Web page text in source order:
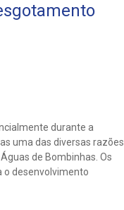
durante a
uma das diversas razões
de Bombinhas. Os
o desenvolvimento